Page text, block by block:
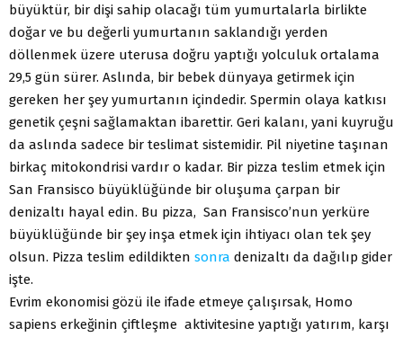
büyüktür, bir dişi sahip olacağı tüm yumurtalarla birlikte
doğar ve bu değerli yumurtanın saklandığı yerden
döllenmek üzere uterusa doğru yaptığı yolculuk ortalama
29,5 gün sürer. Aslında, bir bebek dünyaya getirmek için
gereken her şey yumurtanın içindedir. Spermin olaya katkısı
genetik çeşni sağlamaktan ibarettir. Geri kalanı, yani kuyruğu
da aslında sadece bir teslimat sistemidir. Pil niyetine taşınan
birkaç mitokondrisi vardır o kadar. Bir pizza teslim etmek için
San Fransisco büyüklüğünde bir oluşuma çarpan bir
denizaltı hayal edin. Bu pizza, San Fransisco’nun yerküre
büyüklüğünde bir şey inşa etmek için ihtiyacı olan tek şey
olsun. Pizza teslim edildikten sonra denizaltı da dağılıp gider
işte.
Evrim ekonomisi gözü ile ifade etmeye çalışırsak, Homo
sapiens erkeğinin çiftleşme aktivitesine yaptığı yatırım, karşı